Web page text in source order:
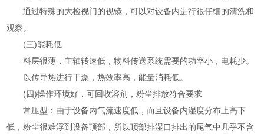
通过特殊的大检视门的视镜，可以对设备内进行很仔细的清洗和
观察。
(三)能耗低
料层很薄，主轴转速低，物料传送系统需要的功率小，电耗少。
以传导热进行干燥，热效率高，能量消耗低。
(四)操作环境好，可回收溶剂，粉尘排放符合要求
常压型：由于设备内气流速度低，而且设备内湿度分布上高下
低，粉尘很难浮到设备顶部，所以顶部排湿口排出的尾气中几乎不含